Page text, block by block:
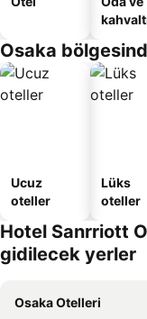
oteller
Osaka
Ucuz
oteller
Lüks
oteller
Hotel Sanrriott
gidilecek yerler
Osaka Otelleri